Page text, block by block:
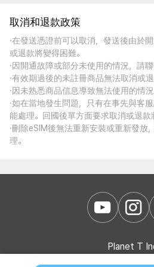
取消和退款政策
·在發送憑證前可以取消，發送後由於
或退款將變得困難。
·因開通故障或部分未使用的情況，請聯
·有效期過後的未註冊商品無法取消或退
·因未熟悉商品信息導致無法使用的情
·如在當地發生問題，只有在事先與客
能處理。回國後單方面要求取消或退款
·刪除eSIM後無法重新安裝或重新發放
理。
Planet T